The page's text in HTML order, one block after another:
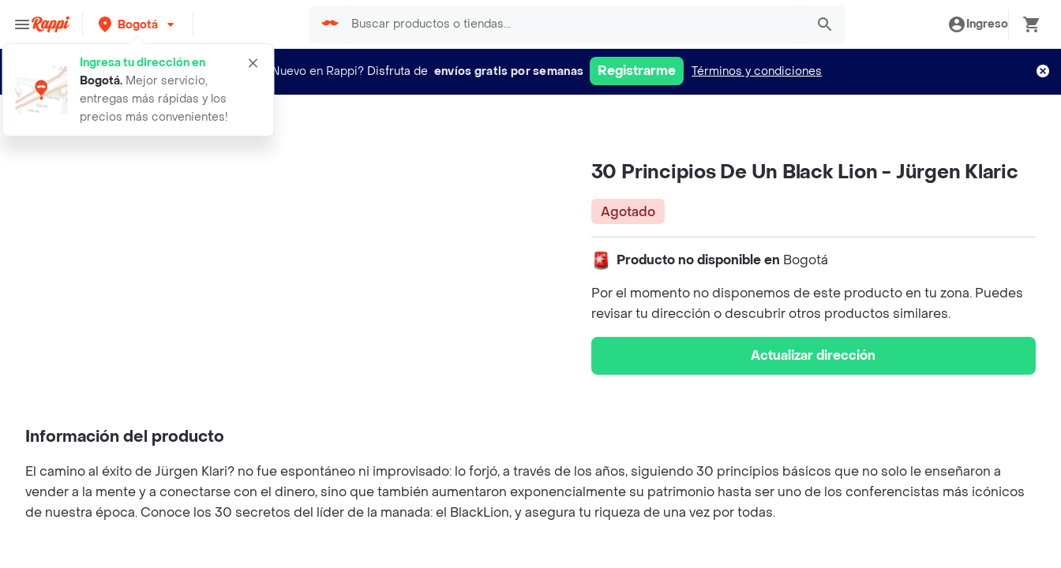
Bogotá
Ingresa tu dirección en
Bogotá. Mejor servicio,
entregas más rápidas y los
precios más convenientes!
Ingreso
¿Nuevo en Rappi? Disfruta de envíos gratis por semanas Registrarme Términos y condiciones
30 principios de un black lion jurg
30 Principios De Un Black Lion - Jürgen Klaric
Agotado
Producto no disponible en Bogotá
Por el momento no disponemos de este producto en tu zona. Puedes
revisar tu dirección o descubrir otros productos similares.
Actualizar dirección
Información del producto
El camino al éxito de Jürgen Klari? no fue espontáneo ni improvisado: lo forjó, a través de los años, siguiendo 30 principios básicos que no solo le enseñaron a
vender a la mente y a conectarse con el dinero, sino que también aumentaron exponencialmente su patrimonio hasta ser uno de los conferencistas más icónicos
de nuestra época. Conoce los 30 secretos del líder de la manada: el BlackLion, y asegura tu riqueza de una vez por todas.